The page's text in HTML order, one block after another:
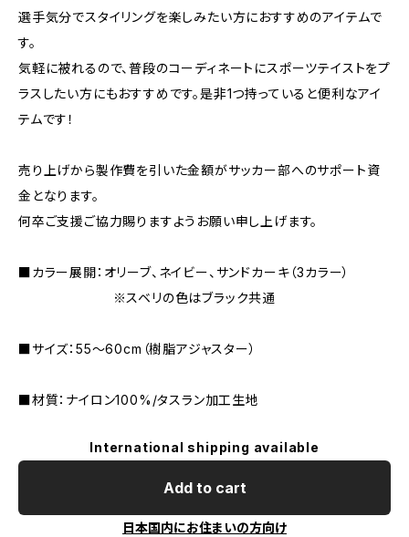
選手気分でスタイリングを楽しみたい方におすすめのアイテムで
す。
気軽に被れるので、普段のコーディネートにスポーツテイストをプ
ラスしたい方にもおすすめです。是非1つ持っていると便利なアイ
テムです！
売り上げから製作費を引いた金額がサッカー部へのサポート資
金となります。
何卒ご支援ご協力賜りますようお願い申し上げます。
■カラー展開：オリーブ、ネイビー、サンドカーキ（3カラー）
※スベリの色はブラック共通
■サイズ：55〜60cm（樹脂アジャスター）
■材質：ナイロン100%/タスラン加工生地
International shipping available
Add to cart
日本国内にお住まいの方向け